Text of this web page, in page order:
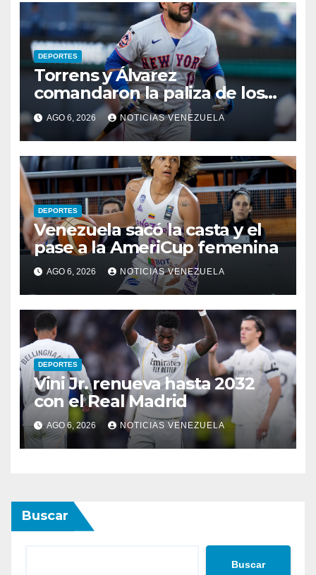
DEPORTES
Torrens y Álvarez
comandaron la paliza de los
Mets
AGO 6, 2026 NOTICIAS VENEZUELA
DEPORTES
Venezuela sacó la casta y el
pase a la AmeriCup femenina
AGO 6, 2026 NOTICIAS VENEZUELA
DEPORTES
Vini Jr. renueva hasta 2032
con el Real Madrid
AGO 6, 2026 NOTICIAS VENEZUELA
Buscar
Buscar